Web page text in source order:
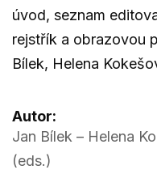
úvod, seznam
rejstřík a obrazovou
Bílek, Helena
Autor:
Jan Bílek – Helena
(eds.)